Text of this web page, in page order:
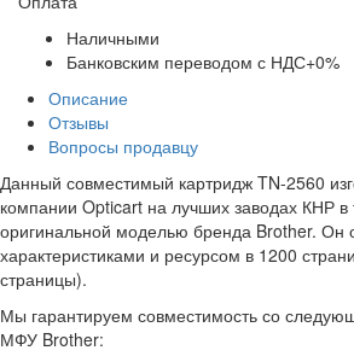
Наличными
Банковским переводом с НДС+0%
Описание
Отзывы
Вопросы продавцу
Данный совместимый картридж TN-2560
компании Opticart на лучших заводах КНР в
оригинальной моделью бренда Brother. Он
характеристиками и ресурсом в 1200
страницы).
Мы гарантируем совместимость со
МФУ Brother: